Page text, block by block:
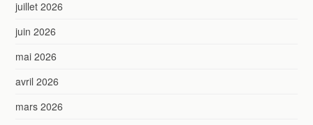
juillet 2026
juin 2026
mai 2026
avril 2026
mars 2026